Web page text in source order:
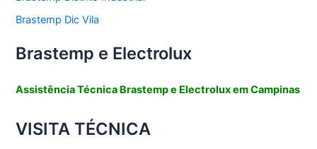
Brastemp Dic Vila
Brastemp e Electrolux
Assistência Técnica Brastemp e Electrolux em Campinas
VISITA TÉCNICA